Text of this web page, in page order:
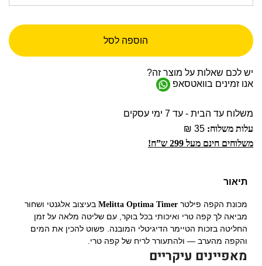
הוספה לסל
יש לכם שאלות על מוצר זה?
אנו זמינים בוואטסאפ
משלוח עד הבית - עד 7 ימי עסקים
עלות משלוח:
משלוחים חינם מעל 299 ש”ח!
תיאור
מכונת הקפה פילטר Melitta Optima Timer בעיצוב אלגנטי ושחור
מביאה לך קפה טרי ואיכותי בכל בוקר, עם שליטה מלאה על זמן
החליטה בזכות הטיימר הדיגיטלי המובנה. פשוט להכין את המים
והקפה מהערב — ולהתעורר לריח של קפה טרי.
מאפיינים עיקריים